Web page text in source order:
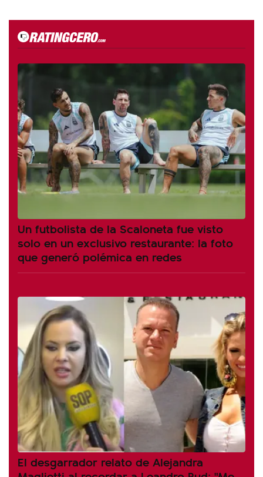
Un futbolista de la Scaloneta fue visto
solo en un exclusivo restaurante: la foto
que generó polémica en redes
El desgarrador relato de Alejandra